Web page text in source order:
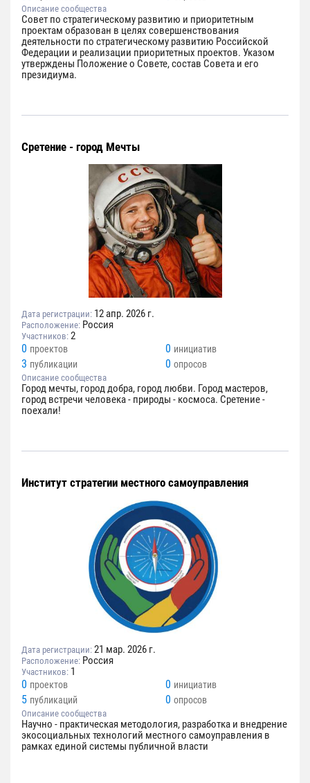
Описание сообщества
Совет по стратегическому развитию и приоритетным
проектам образован в целях совершенствования
деятельности по стратегическому развитию Российской
Федерации и реализации приоритетных проектов. Указом
утверждены Положение о Совете, состав Совета и его
президиума.
Сретение - город Мечты
Дата регистрации: 12 апр. 2026 г.
Расположение: Россия
Участников: 2
0 проектов 0 инициатив
3 публикации 0 опросов
Описание сообщества
Город мечты, город добра, город любви. Город мастеров,
город встречи человека - природы - космоса. Сретение -
поехали!
Институт стратегии местного самоуправления
Дата регистрации: 21 мар. 2026 г.
Расположение: Россия
Участников: 1
0 проектов 0 инициатив
5 публикаций 0 опросов
Описание сообщества
Научно - практическая методология, разработка и внедрение
экосоциальных технологий местного самоуправления в
рамках единой системы публичной власти